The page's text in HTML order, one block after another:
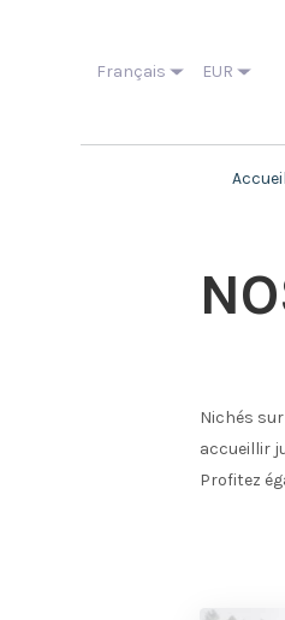
Français EUR
Accueil
Nichés
accueillir
Profitez